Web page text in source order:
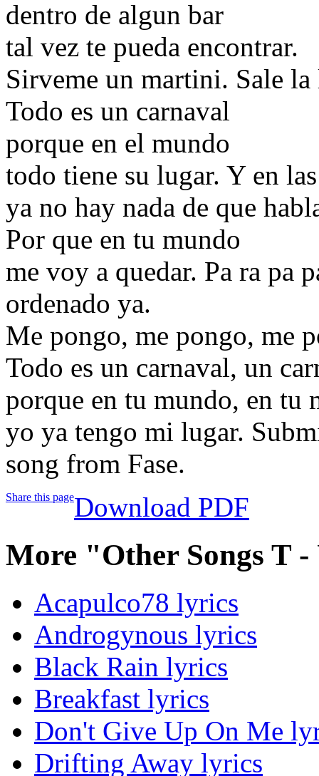
dentro de algun bar
tal vez te pueda encontrar.
Sirveme un martini. Sale la
Todo es un carnaval
porque en el mundo
todo tiene su lugar. Y en
ya no hay nada de que
Por que en tu mundo
me voy a quedar. Pa ra pa
ordenado ya.
Me pongo, me pongo, me
Todo es un carnaval, un
porque en tu mundo, en tu
yo ya tengo mi lugar.
song from Fase.
Share this pageDownload PDF
More "Other Songs T
Acapulco78 lyrics
Androgynous lyrics
Black Rain lyrics
Breakfast lyrics
Don't Give Up On Me
Drifting Away lyrics